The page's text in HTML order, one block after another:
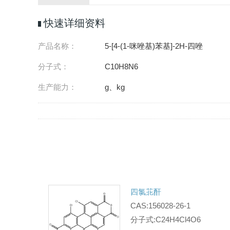
快速详细资料
产品名称： 5-[4-(1-咪唑基)苯基]-2H-四唑
分子式： C10H8N6
生产能力： g、kg
四氯苝酐
CAS:156028-26-1
分子式:C24H4Cl4O6